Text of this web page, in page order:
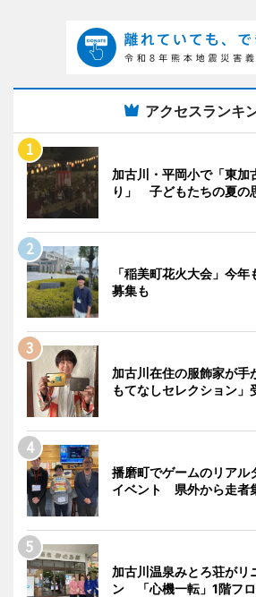
アクセスランキ
加古川・平岡小で「東加
り」 子どもたちの夏の
「稲美町花火大会」今
募集も
加古川在住の服飾家が手
もてなしセレクション」
播磨町でゲームのリアル
イベント 県外から走者
加古川温泉みとろ荘がリ
ン 「心機一転」1階フ